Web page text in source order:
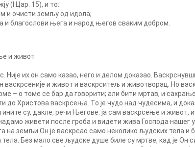
(I Цар. 15), и то:
и очисти земљу од идола;
и благослови њега и народ његов сваким добром.
и живот
Није их он само казао, него и делом доказао.
васкрсеније и живот и васкрситељ и животворац. Но
– о томе се бар да говорити; али бити мртав, и
до Христова васкрсења. То је чудо над чудесима, и
су, дакле, речи Његове: ја сам васкрсење и живот,
живети после гроба и видети жива Господа
на земљи Он је васкрсао само неколико људских тела и
Без мало све људске душе биле су мртве, кад је Он